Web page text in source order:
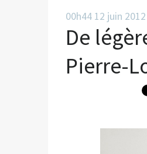
00h44 12 juin 2012
De
Pierre-